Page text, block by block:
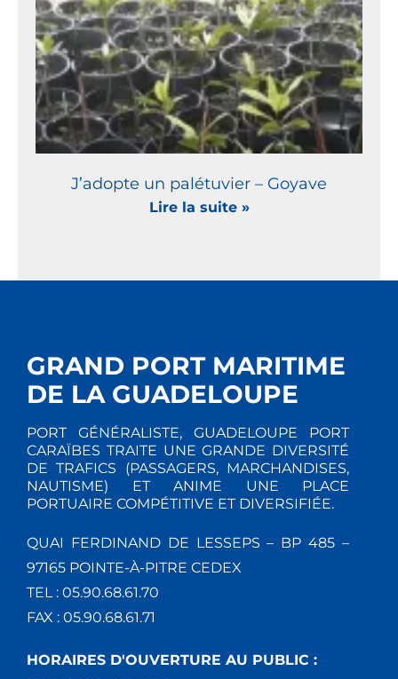
J’adopte un palétuvier – Goyave
Lire la suite »
GRAND PORT MARITIME
DE LA GUADELOUPE
PORT GÉNÉRALISTE, GUADELOUPE PORT
CARAÏBES TRAITE UNE GRANDE DIVERSITÉ
DE TRAFICS (PASSAGERS, MARCHANDISES,
NAUTISME) ET ANIME UNE PLACE
PORTUAIRE COMPÉTITIVE ET DIVERSIFIÉE.
QUAI FERDINAND DE LESSEPS – BP 485 –
97165 POINTE-À-PITRE CEDEX
TEL : 05.90.68.61.70
FAX : 05.90.68.61.71
HORAIRES D'OUVERTURE AU PUBLIC :